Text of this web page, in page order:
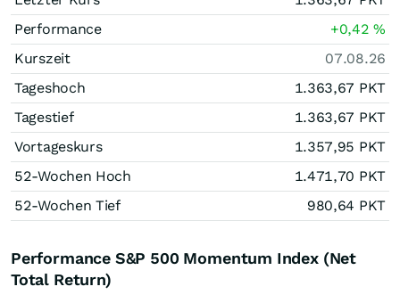
Performance
+0,42%
Kurszeit
07.08.26
Tageshoch
1.363,67 PKT
Tagestief
1.363,67 PKT
Vortageskurs
1.357,95 PKT
52-Wochen Hoch
1.471,70 PKT
52-Wochen Tief
980,64 PKT
Performance S&P 500 Momentum Index (Net
Total Return)